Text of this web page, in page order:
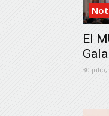
El
30 julio,